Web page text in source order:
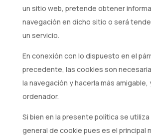
un sitio web, pretende obtener
navegación en dicho sitio o será
un servicio.
En conexión con lo dispuesto en el
precedente, las cookies son
la navegación y hacerla más amigable,
ordenador.
Si bien en la presente política se
general de cookie pues es el principal